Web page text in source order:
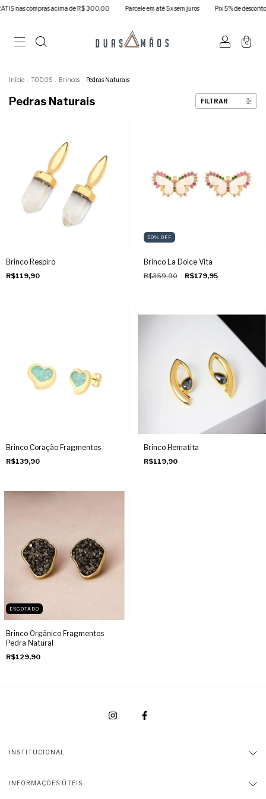
nas compras acima de R$ 300,00 Parcele em até 5x sem juros Pix 5% de desconto
0
Início TODOS Brincos Pedras Naturais
Pedras Naturais FILTRAR
Brinco Respiro
R$119,90
50% OFF
Brinco La Dolce Vita
R$359,90 R$179,95
Brinco Coração Fragmentos
R$139,90
Brinco Hematita
R$119,90
ESGOTADO
Brinco Orgânico Fragmentos
Pedra Natural
R$129,90
INSTITUCIONAL
INFORMAÇÕES ÚTEIS